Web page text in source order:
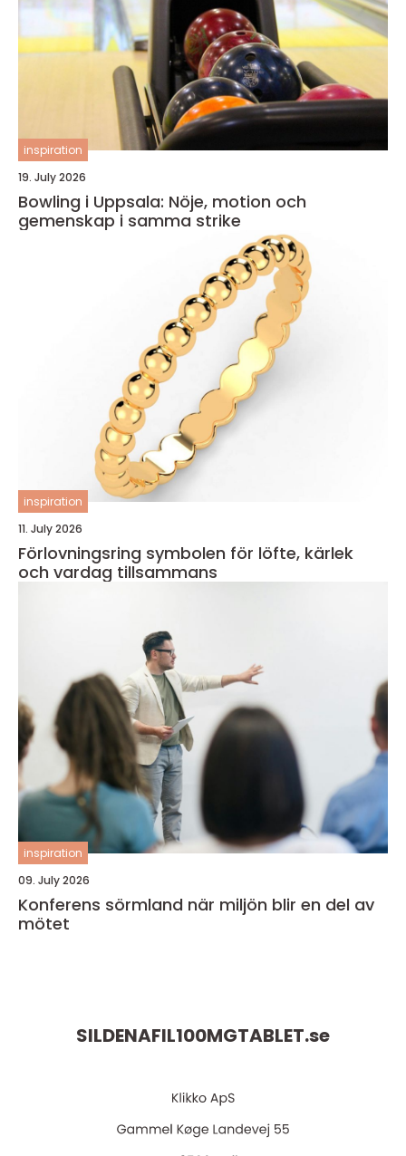
inspiration
19. July 2026
Bowling i Uppsala: Nöje, motion och
gemenskap i samma strike
inspiration
11. July 2026
Förlovningsring symbolen för löfte, kärlek
och vardag tillsammans
inspiration
09. July 2026
Konferens sörmland när miljön blir en del av
mötet
SILDENAFIL100MGTABLET.se